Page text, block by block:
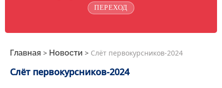
ПЕРЕХОД
Главная > Новости > Слёт первокурсников-2024
Слёт первокурсников-2024